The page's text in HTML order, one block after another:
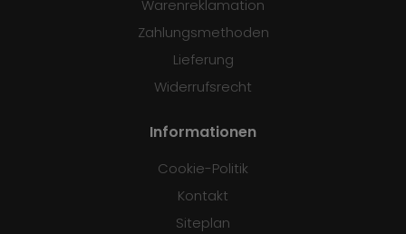
Warenreklamation
Zahlungsmethoden
Lieferung
Widerrufsrecht
Informationen
Cookie-Politik
Kontakt
Siteplan